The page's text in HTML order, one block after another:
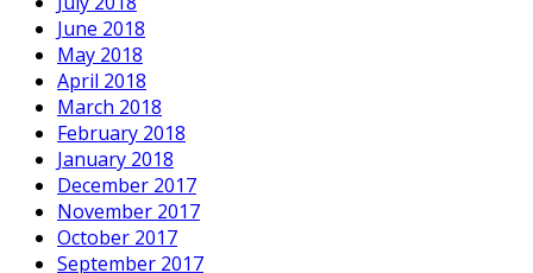
June 2018
May 2018
April 2018
March 2018
February 2018
January 2018
December 2017
November 2017
October 2017
September 2017